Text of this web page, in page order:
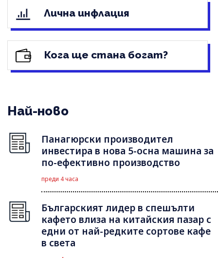
Лична инфлация
Кога ще стана богат?
Най-ново
Панагюрски производител
инвестира в нова 5-осна машина за
по-ефективно производство
преди 4 часа
Българският лидер в спешълти
кафето влиза на китайския пазар с
едни от най-редките сортове кафе
в света